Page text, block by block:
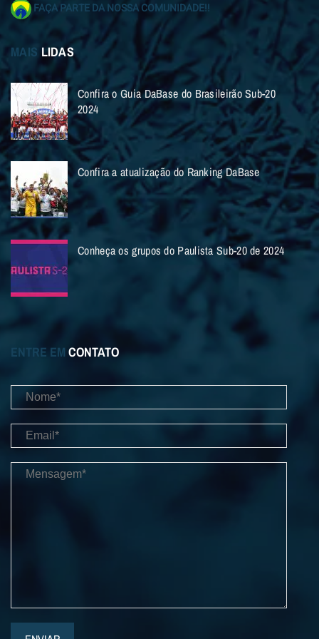
FAÇA PARTE DA NOSSA COMUNIDADE!!
MAIS LIDAS
Confira o Guia DaBase do Brasileirão Sub-20
2024
Confira a atualização do Ranking DaBase
Conheça os grupos do Paulista Sub-20 de 2024
ENTRE EM CONTATO